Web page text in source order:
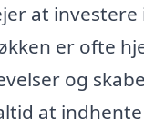
at investere
er ofte
og
at